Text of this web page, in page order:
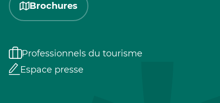
Brochures
Professionnels du tourisme
Espace presse